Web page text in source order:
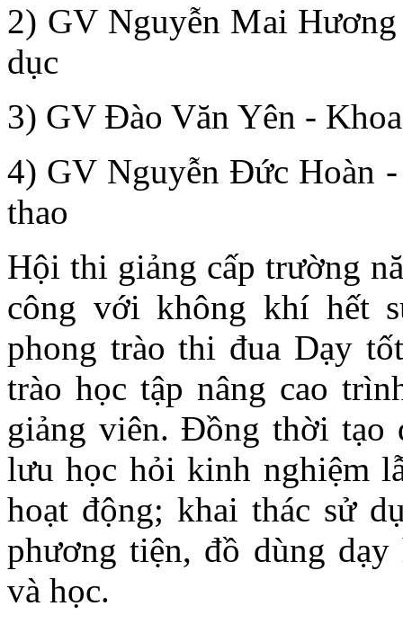
2) GV Nguyễn Mai
dục
3) GV Đào Văn Yên -
4) GV Nguyễn Đức Hoàn
thao
Hội thi giảng cấp trường
công với không khí hết
phong trào thi đua Dạy
trào học tập nâng cao
giảng viên. Đồng thời tạo
lưu học hỏi kinh nghiệm
hoạt động; khai thác sử
phương tiện, đồ dùng
và học.